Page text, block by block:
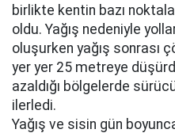
birlikte kentin bazı
oldu. Yağış nedeniyle
oluşurken yağış sonrası
yer yer 25 metreye
azaldığı bölgelerde
ilerledi.
Yağış ve sisin gün